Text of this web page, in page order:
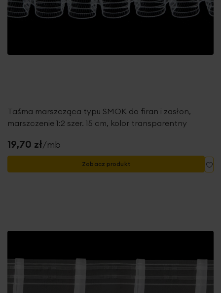
Taśma marszcząca typu SMOK do firan i zasłon,
marszczenie 1:2 szer. 15 cm, kolor transparentny
19,70 zł/mb
Zobacz produkt